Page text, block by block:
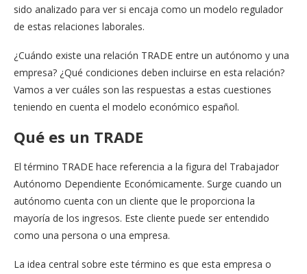
sido analizado para ver si encaja como un modelo regulador
de estas relaciones laborales.
¿Cuándo existe una relación TRADE entre un autónomo y una
empresa? ¿Qué condiciones deben incluirse en esta relación?
Vamos a ver cuáles son las respuestas a estas cuestiones
teniendo en cuenta el modelo económico español.
Qué es un TRADE
El término TRADE hace referencia a la figura del Trabajador
Autónomo Dependiente Económicamente. Surge cuando un
autónomo cuenta con un cliente que le proporciona la
mayoría de los ingresos. Este cliente puede ser entendido
como una persona o una empresa.
La idea central sobre este término es que esta empresa o